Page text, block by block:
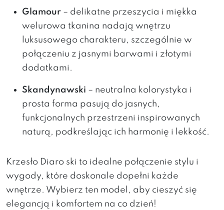
Glamour – delikatne przeszycia i miękka
welurowa tkanina nadają wnętrzu
luksusowego charakteru, szczególnie w
połączeniu z jasnymi barwami i złotymi
dodatkami.
Skandynawski – neutralna kolorystyka i
prosta forma pasują do jasnych,
funkcjonalnych przestrzeni inspirowanych
naturą, podkreślając ich harmonię i lekkość.
Krzesło Diaro ski to idealne połączenie stylu i
wygody, które doskonale dopełni każde
wnętrze. Wybierz ten model, aby cieszyć się
elegancją i komfortem na co dzień!